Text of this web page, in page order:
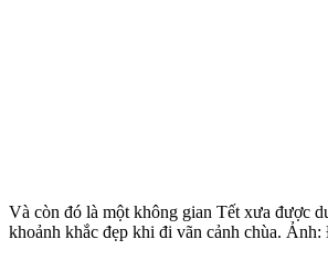
Và còn đó là một không gian Tết xưa được
khoảnh khắc đẹp khi đi vãn cảnh chùa.